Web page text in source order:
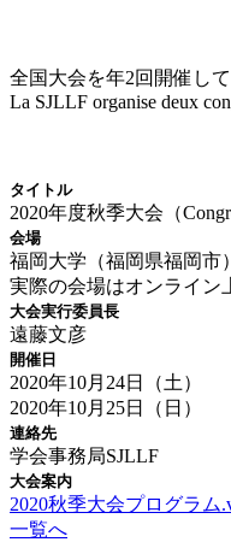
全国大会を年2回開
La SJLLF organise deux
タイトル
2020年度秋季大会（
会場
福岡大学（福岡県福岡市
実際の会場はオンライン
大会実行委員長
遠藤文彦
開催日
2020年10月24日（土）
2020年10月25日（日）
連絡先
学会事務局SJLLF
大会案内
2020秋季大会プログラム
一覧へ